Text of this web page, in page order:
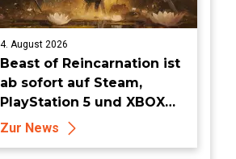
4. August 2026
Beast of Reincarnation ist
ab sofort auf Steam,
PlayStation 5 und XBOX
Series X|S erhältlich
Zur News